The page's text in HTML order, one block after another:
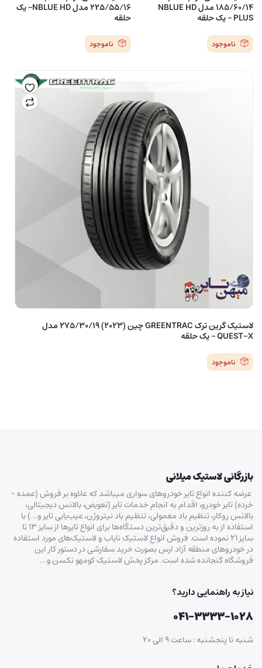
185/60/14 مدل NBLUE HD
PLUS – یک حلقه
ناموجود
225/55/16 مدل NBLUE HD– یک
حلقه
ناموجود
لاستیک گرین ترک GREENTRAC چین (2023) 275/30/19 مدل
QUEST-X – یک حلقه
ناموجود
بازرگانی لاستیک میلانی
عرضه کننده انواع تایر خودروهای سواری میباشد که علاوه بر فروش (عمده –
خرده‌) تایر خودرو، اقدام به انجام خدمات تایر (تعویض، بالانس دیجیتالی،
بالانس روکار، تنظیم باد معمولی، تنظیم باد نیتروژن، عیب‌یابی تایر و…) با
استفاده از به روزترین و دقیق‌ترین دستگاه‌ها برای انواع تایرها از سایز ۱۳ تا
سایز ۲۱ نموده است. فروش انواع لاستیک‌ نایاب و لاستیک‌های مورد استفاده
در خودروهای منطقه آزاد ارس بصورت خرید سفارشی در دستور کار این
فروشگاه گنجانده شده است. مرکز پخش لاستیک کومهو نکسن و…
نیاز به راهنمایی دارید؟
۰۴۱-۳۳۳۳-۱۰۲۸
شنبه تا پنجشنبه : ساعت ۹ الی ۲۰